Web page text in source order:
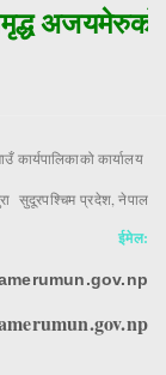
अजयमेरुको
कार्यपालिकाको कार्यालय
सुदूरपश्चिम प्रदेश, नेपाल
ईमेल: